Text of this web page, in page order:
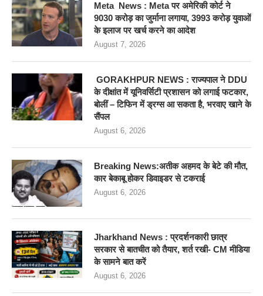
Meta News : Meta पर अमेरिकी कोर्ट ने
9030 करोड़ का जुर्माना लगाया, 3993 करोड़ युवाओं
के इलाज पर खर्च करने का आदेश
August 7, 2026
GORAKHPUR NEWS : राज्यपाल ने DDU
के दीक्षांत में यूनिवर्सिटी प्रशासन को लगाई फटकार,
बोलीं – टिफिन में ड्रग्स आ सकता है, भरवाए खाने के
सैंपल
August 6, 2026
Breaking News:अतीक अहमद के बेटे की मौत,
कार बेकाबू होकर डिवाइडर से टकराई
August 6, 2026
Jharkhand News : प्रदर्शनकारी छात्र
सरकार से बातचीत को तैयार, शर्त रखी- CM मीडिया
के सामने बात करें
August 6, 2026